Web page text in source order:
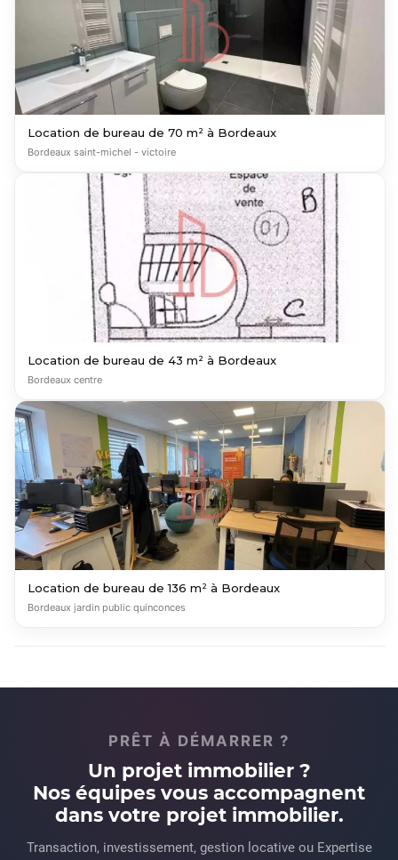
Location de bureau de 70 m² à Bordeaux
Bordeaux saint-michel - victoire
Location de bureau de 43 m² à Bordeaux
Bordeaux centre
Location de bureau de 136 m² à Bordeaux
Bordeaux jardin public quinconces
PRÊT À DÉMARRER ?
Un projet immobilier ?
Nos équipes vous accompagnent
dans votre projet immobilier.
Transaction, investissement, gestion locative ou Expertise